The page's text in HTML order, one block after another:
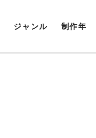
ジャンル 制作年